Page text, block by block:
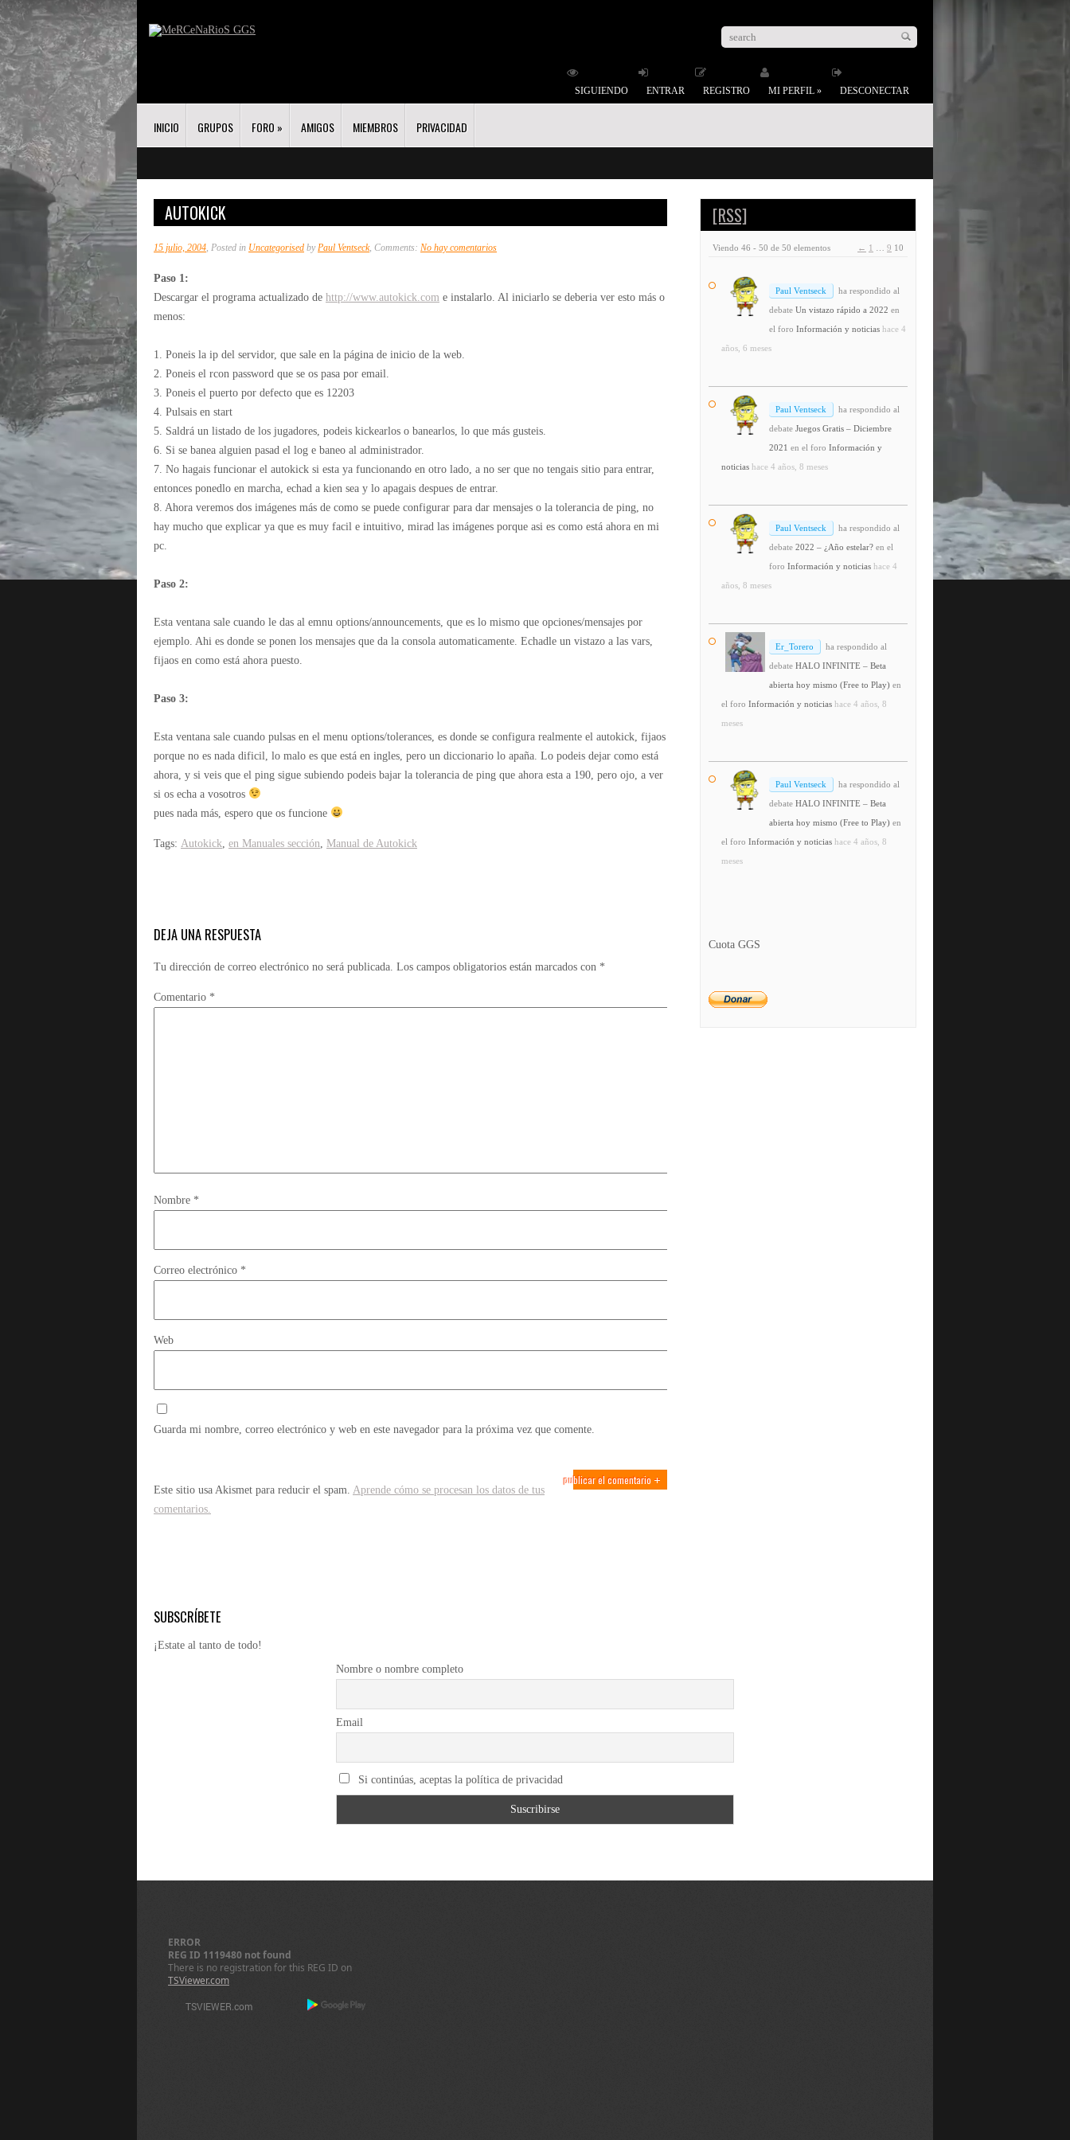
SIGUIENDO ENTRAR REGISTRO MI PERFIL » DESCONECTAR
INICIO GRUPOS FORO » AMIGOS MIEMBROS PRIVACIDAD
AUTOKICK
15 julio, 2004, Posted in Uncategorised byPaul Ventseck, Comments: No hay comentariosen
Paso 1:
Descargar el programa actualizado de http://www.autokick.com e instalarlo. Al iniciarlo se deberia ver esto más o
menos:
1. Poneis la ip del servidor, que sale en la página de inicio de la web.
2. Poneis el rcon password que se os pasa por email.
3. Poneis el puerto por defecto que es 12203
4. Pulsais en start
5. Saldrá un listado de los jugadores, podeis kickearlos o banearlos, lo que más gusteis.
6. Si se banea alguien pasad el log e baneo al administrador.
7. No hagais funcionar el autokick si esta ya funcionando en otro lado, a no ser que no tengais sitio para entrar,
entonces ponedlo en marcha, echad a kien sea y lo apagais despues de entrar.
8. Ahora veremos dos imágenes más de como se puede configurar para dar mensajes o la tolerancia de ping, no
hay mucho que explicar ya que es muy facil e intuitivo, mirad las imágenes porque asi es como está ahora en mi
pc.
Paso 2:
Esta ventana sale cuando le das al emnu options/announcements, que es lo mismo que opciones/mensajes por
ejemplo. Ahi es donde se ponen los mensajes que da la consola automaticamente. Echadle un vistazo a las vars,
fijaos en como está ahora puesto.
Paso 3:
Esta ventana sale cuando pulsas en el menu options/tolerances, es donde se configura realmente el autokick, fijaos
porque no es nada dificil, lo malo es que está en ingles, pero un diccionario lo apaña. Lo podeis dejar como está
ahora, y si veis que el ping sigue subiendo podeis bajar la tolerancia de ping que ahora esta a 190, pero ojo, a ver
si os echa a vosotros
pues nada más, espero que os funcione
Tags: Autokick, en Manuales sección, Manual de Autokick
DEJA UNA RESPUESTA
Tu dirección de correo electrónico no será publicada. Los campos obligatorios están marcados con *
Comentario *
Nombre *
Correo electrónico *
Web
Guarda mi nombre, correo electrónico y web en este navegador para la próxima vez que comente.
Este sitio usa Akismet para reducir el spam. Aprende cómo se procesan los datos de tus
comentarios.
[RSS]
Viendo 46 - 50 de 50 elementos ← 1 9 10
Paul Ventseck
ha respondido al
debate Un vistazo rápido a 2022 en
el foro Información y noticias hace 4
años, 6 meses
Paul Ventseck
ha respondido al
debate Juegos Gratis – Diciembre
2021 en el foro Información y
noticias hace 4 años, 8 meses
Paul Ventseck
ha respondido al
debate 2022 – ¿Año estelar? en el
foro Información y noticias hace 4
años, 8 meses
Er_Torero
ha respondido al
debate HALO INFINITE – Beta
abierta hoy mismo (Free to Play) en
el foro Información y noticias hace 4 años, 8
meses
Paul Ventseck
ha respondido al
debate HALO INFINITE – Beta
abierta hoy mismo (Free to Play) en
el foro Información y noticias hace 4 años, 8
meses
Cuota GGS
SUBSCRÍBETE
¡Estate al tanto de todo!
Nombre o nombre completo
Email
Si continúas, aceptas la política de privacidad
ERROR
REG ID 1119480 not found
There is no registration for this REG ID on
TSViewer.com